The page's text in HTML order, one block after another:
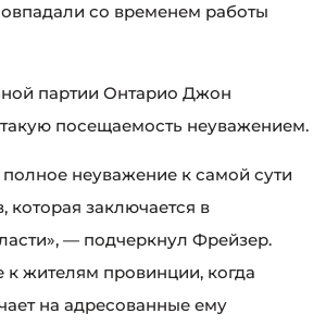
со временем работы
партии Онтарио Джон
посещаемость неуважением.
полное неуважение к самой сути
которая заключается в
— подчеркнул Фрейзер.
к жителям провинции, когда
на адресованные ему